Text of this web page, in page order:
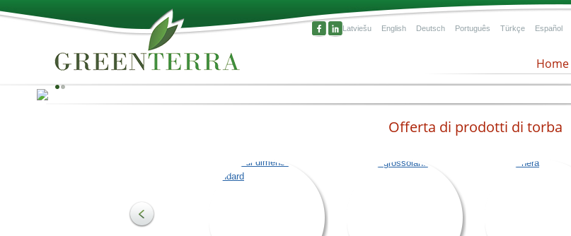
Latviešu English Deutsch Português Türkçe Español
Home
Il meglio della natura!
La torba può essere utilizzata come materia prima per la
produzione di substrati e per soddisfare diverse esigenze
in agricoltura ed orticoltura. Il terreno è composto
Offerta di prodotti di torba